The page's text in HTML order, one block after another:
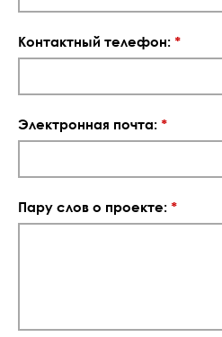
Контактный телефон: *
Электронная почта: *
Пару слов о проекте: *